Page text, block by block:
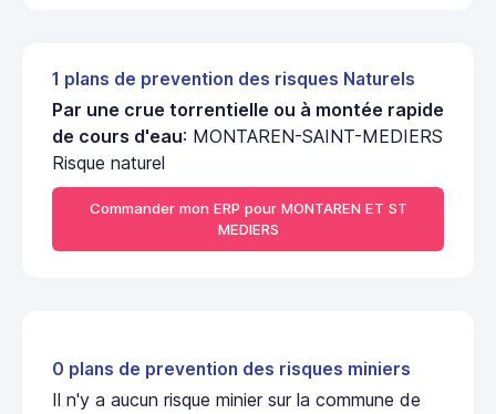
1 plans de prevention des risques Naturels
Par une crue torrentielle ou à montée rapide
de cours d'eau: MONTAREN-SAINT-MEDIERS
Risque naturel
Commander mon ERP pour MONTAREN ET ST
MEDIERS
0 plans de prevention des risques miniers
Il n'y a aucun risque minier sur la commune de